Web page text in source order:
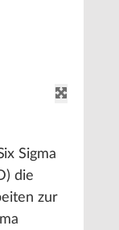
Sigma
die
zur